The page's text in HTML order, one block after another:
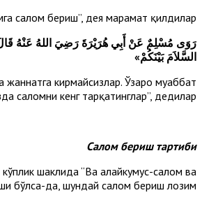
салом бе­риш”, дея марҳамат қилдилар».
رَوَى مُسْلِمٌ عَنْ أَبِي هُرَيْرَةَ رَضِيَ اللهُ عَنْهُ قَالَ:
السَّلاَمَ بَيْنَكُمْ»
жаннатга кирмайсизлар. Ўзаро муҳаббат
саломни кенг тарқатинглар”, дедилар.
Салом бериш тартиби
шаклида “Ва алайкумус-салом ва
бўлса-да, шундай салом бериш лозим.